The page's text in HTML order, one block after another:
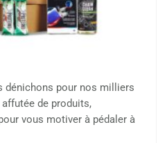
dénichons pour nos milliers
affutée de produits,
vous motiver à pédaler à